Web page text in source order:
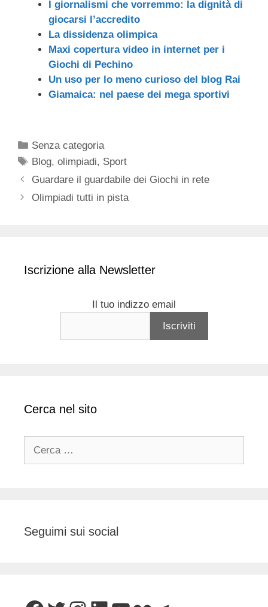
I giornalismi che vorremmo: la dignità di
giocarsi l’accredito
La dissidenza olimpica
Maxi copertura video in internet per i
Giochi di Pechino
Un uso per lo meno curioso del blog Rai
Giamaica: nel paese dei mega sportivi
Categorie
Senza categoria
Tag
Blog,olimpiadi, Sport
Guardare il guardabile dei Giochi in rete
Olimpiadi tutti in pista
Iscrizione alla Newsletter
Il tuo indizzo email
Cerca nel sito
Seguimi sui social